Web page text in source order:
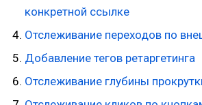
конкретной ссылке
Отслеживание переходов по
Добавление тегов ретаргетинга
Отслеживание глубины